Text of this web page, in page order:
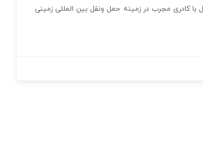
و نقل بین المللی سیرود کالای خاورمیانه کارا با سابقه بیش از ۱۰ سال با کادری مجرب در زمینه حمل ونقل بین المللی زمینی